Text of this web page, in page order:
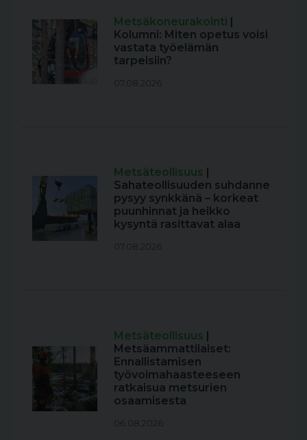
Metsäkoneurakointi |
Kolumni: Miten opetus voisi
vastata työelämän
tarpeisiin?
07.08.2026
Metsäteollisuus |
Sahateollisuuden suhdanne
pysyy synkkänä – korkeat
puunhinnat ja heikko
kysyntä rasittavat alaa
07.08.2026
Metsäteollisuus |
Metsäammattilaiset:
Ennallistamisen
työvoimahaasteeseen
ratkaisua metsurien
osaamisesta
06.08.2026